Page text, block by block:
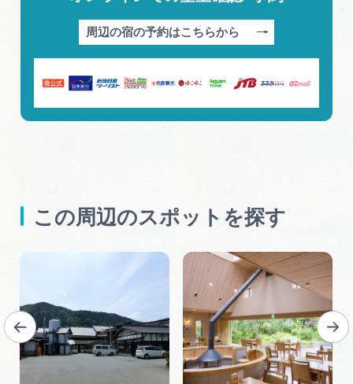
周辺の宿の予約はこちらから
この周辺のスポットを探す